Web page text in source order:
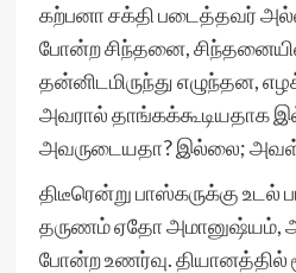
கற்பனா சக்தி படைத்தவர்
போன்ற சிந்தனை,
தன்னிடமிருந்து எழுந்தன,
அவரால் தாங்கக்கூடியதாக
அவருடையதா? இல்லை;
திடீரென்று பாஸ்கருக்கு உடல்
தருணம் ஏதோ அமானுஷ்யம்,
போன்ற உணர்வு. தியானத்தில்